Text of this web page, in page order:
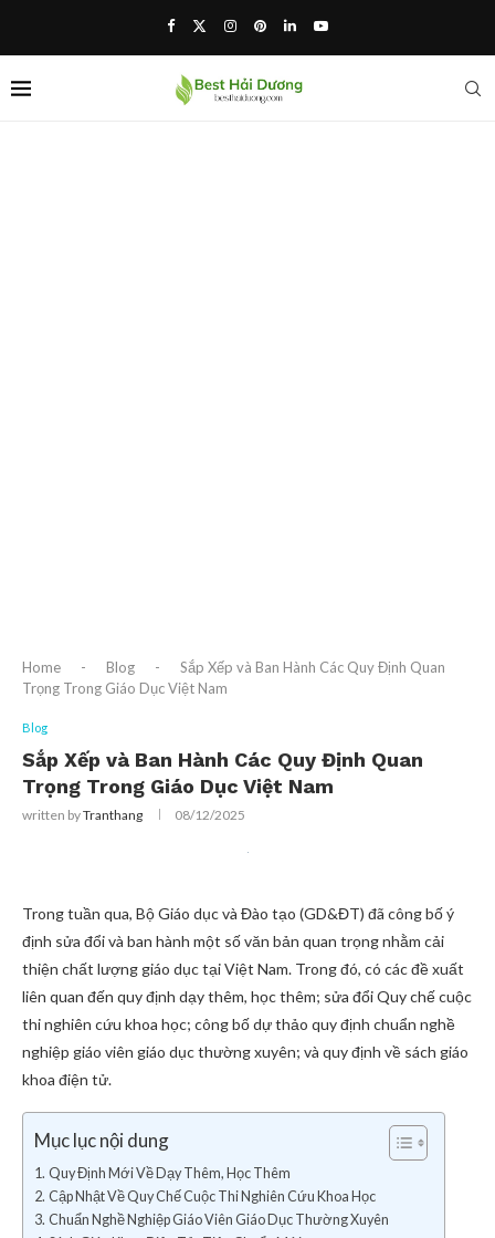
Home - Blog -
Sắp Xếp và Ban Hành Các Quy Định Quan
Trọng Trong Giáo Dục Việt Nam
Blog
Sắp Xếp và Ban Hành Các Quy Định Quan
Trọng Trong Giáo Dục Việt Nam
written byTranthang 08/12/2025
Trong tuần qua, Bộ Giáo dục và Đào tạo (GD&ĐT) đã công bố ý
định sửa đổi và ban hành một số văn bản quan trọng nhằm cải
thiện chất lượng giáo dục tại Việt Nam. Trong đó, có các đề xuất
liên quan đến quy định dạy thêm, học thêm; sửa đổi Quy chế cuộc
thi nghiên cứu khoa học; công bố dự thảo quy định chuẩn nghề
nghiệp giáo viên giáo dục thường xuyên; và quy định về sách giáo
khoa điện tử.
Mục lục nội dung
Quy Định Mới Về Dạy Thêm, Học Thêm
Cập Nhật Về Quy Chế Cuộc Thi Nghiên Cứu Khoa Học
Chuẩn Nghề Nghiệp Giáo Viên Giáo Dục Thường Xuyên